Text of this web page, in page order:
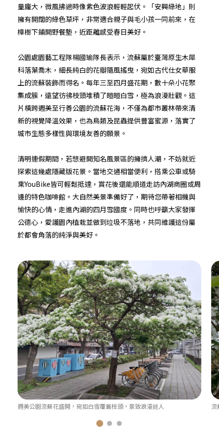
量龐大，微風拂過時像紫色波浪輕輕起伏。「安興綠地」則
擁有開闊的綠色草坪，非常適合親子與毛小孩一同前來，在
樟樹下鋪開野餐墊，近距離感受春日美好。
公園處園藝工程隊楊國瑜隊長表示，流蘇屬於臺灣原生木犀
科落葉喬木，細長純白的花瓣隨風搖曳，宛如古代仕女華服
上的流蘇裝飾而得名。每年三至四月盛花期，數十朵小花聚
集成簇，遠望彷彿枝頭堆積了皚皚白雪，極為浪漫壯觀。這
片橫跨週美至行善公園的流蘇花海，不僅為都市叢林帶來清
新的視覺降溫效果，也為鳥類及昆蟲提供豐富蜜源，落實了
城市生態多樣性與環境友善的願景。
清明連假期間，若想避開知名風景區的擁擠人潮，不妨就近
探索這幾處隱藏版花景。當地交通相當便利，搭乘公車或騎
乘YouBike皆可輕鬆抵達，賞花後還能順道走訪內湖商圈或周
邊的特色咖啡館。大自然美景準備好了，期待您帶著相機與
愉快的心情，走進內湖的四月雪國度。同時也呼籲大家發揮
公德心，愛護園內植栽並做到垃圾不落地，共同維護這份屬
於都會角落的純淨與美好。
週美公園流蘇花盛開，宛如白雪覆蓋枝頭，景致浪漫迷人 流